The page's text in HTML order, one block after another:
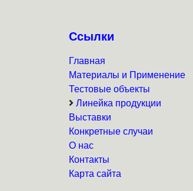
Ссылки
Главная
Материалы и Применение
Тестовые объекты
Линейка продукции
Выставки
Конкретные случаи
О нас
Контакты
Карта сайта